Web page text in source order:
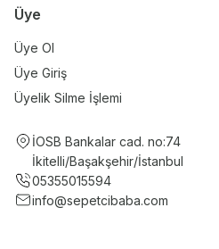
Üye
Üye Ol
Üye Giriş
Üyelik Silme İşlemi
İOSB Bankalar cad. no:74
İkitelli/Başakşehir/İstanbul
05355015594
info@sepetcibaba.com